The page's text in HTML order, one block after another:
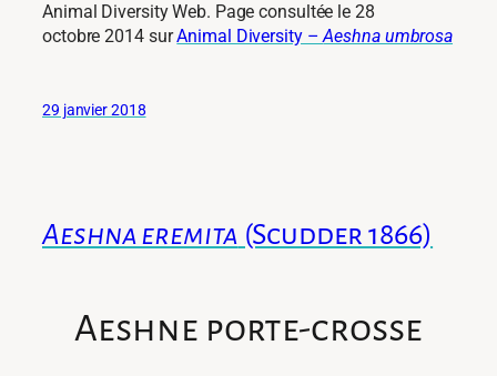
Animal Diversity Web. Page consultée le 28
octobre 2014 surAnimal Diversity –Aeshna umbrosa
29 janvier 2018
Aeshna eremita (Scudder 1866)
Aeshne porte-crosse